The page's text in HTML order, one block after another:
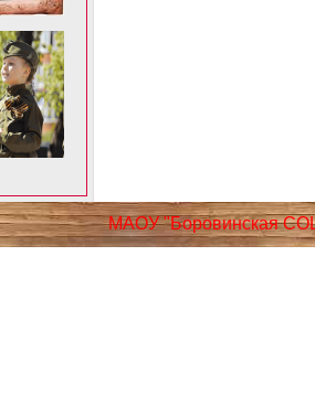
МАОУ "Боровинская